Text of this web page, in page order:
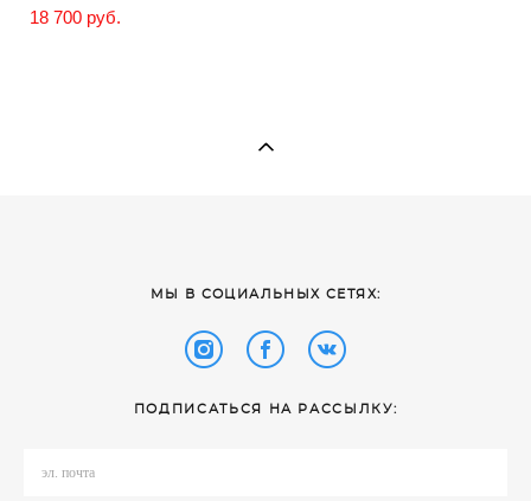
18 700 pуб.
​МЫ В СОЦИАЛЬНЫХ СЕТЯХ:
ПОДПИСАТЬСЯ НА РАССЫЛКУ: